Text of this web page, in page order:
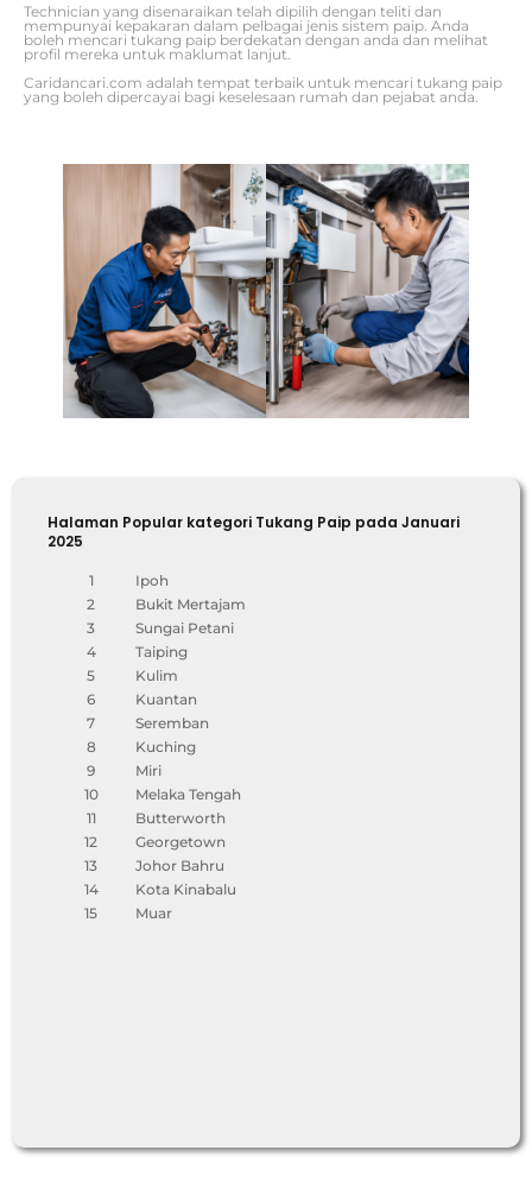
Technician yang disenaraikan telah dipilih dengan teliti dan
mempunyai kepakaran dalam pelbagai jenis sistem paip. Anda
boleh mencari tukang paip berdekatan dengan anda dan melihat
profil mereka untuk maklumat lanjut.
Caridancari.com adalah tempat terbaik untuk mencari tukang paip
yang boleh dipercayai bagi keselesaan rumah dan pejabat anda.
Halaman Popular kategori Tukang Paip pada Januari
2025
1
Ipoh
2
Bukit Mertajam
3
Sungai Petani
4
Taiping
5
Kulim
6
Kuantan
7
Seremban
8
Kuching
9
Miri
10
Melaka Tengah
11
Butterworth
12
Georgetown
13
Johor Bahru
14
Kota Kinabalu
15
Muar